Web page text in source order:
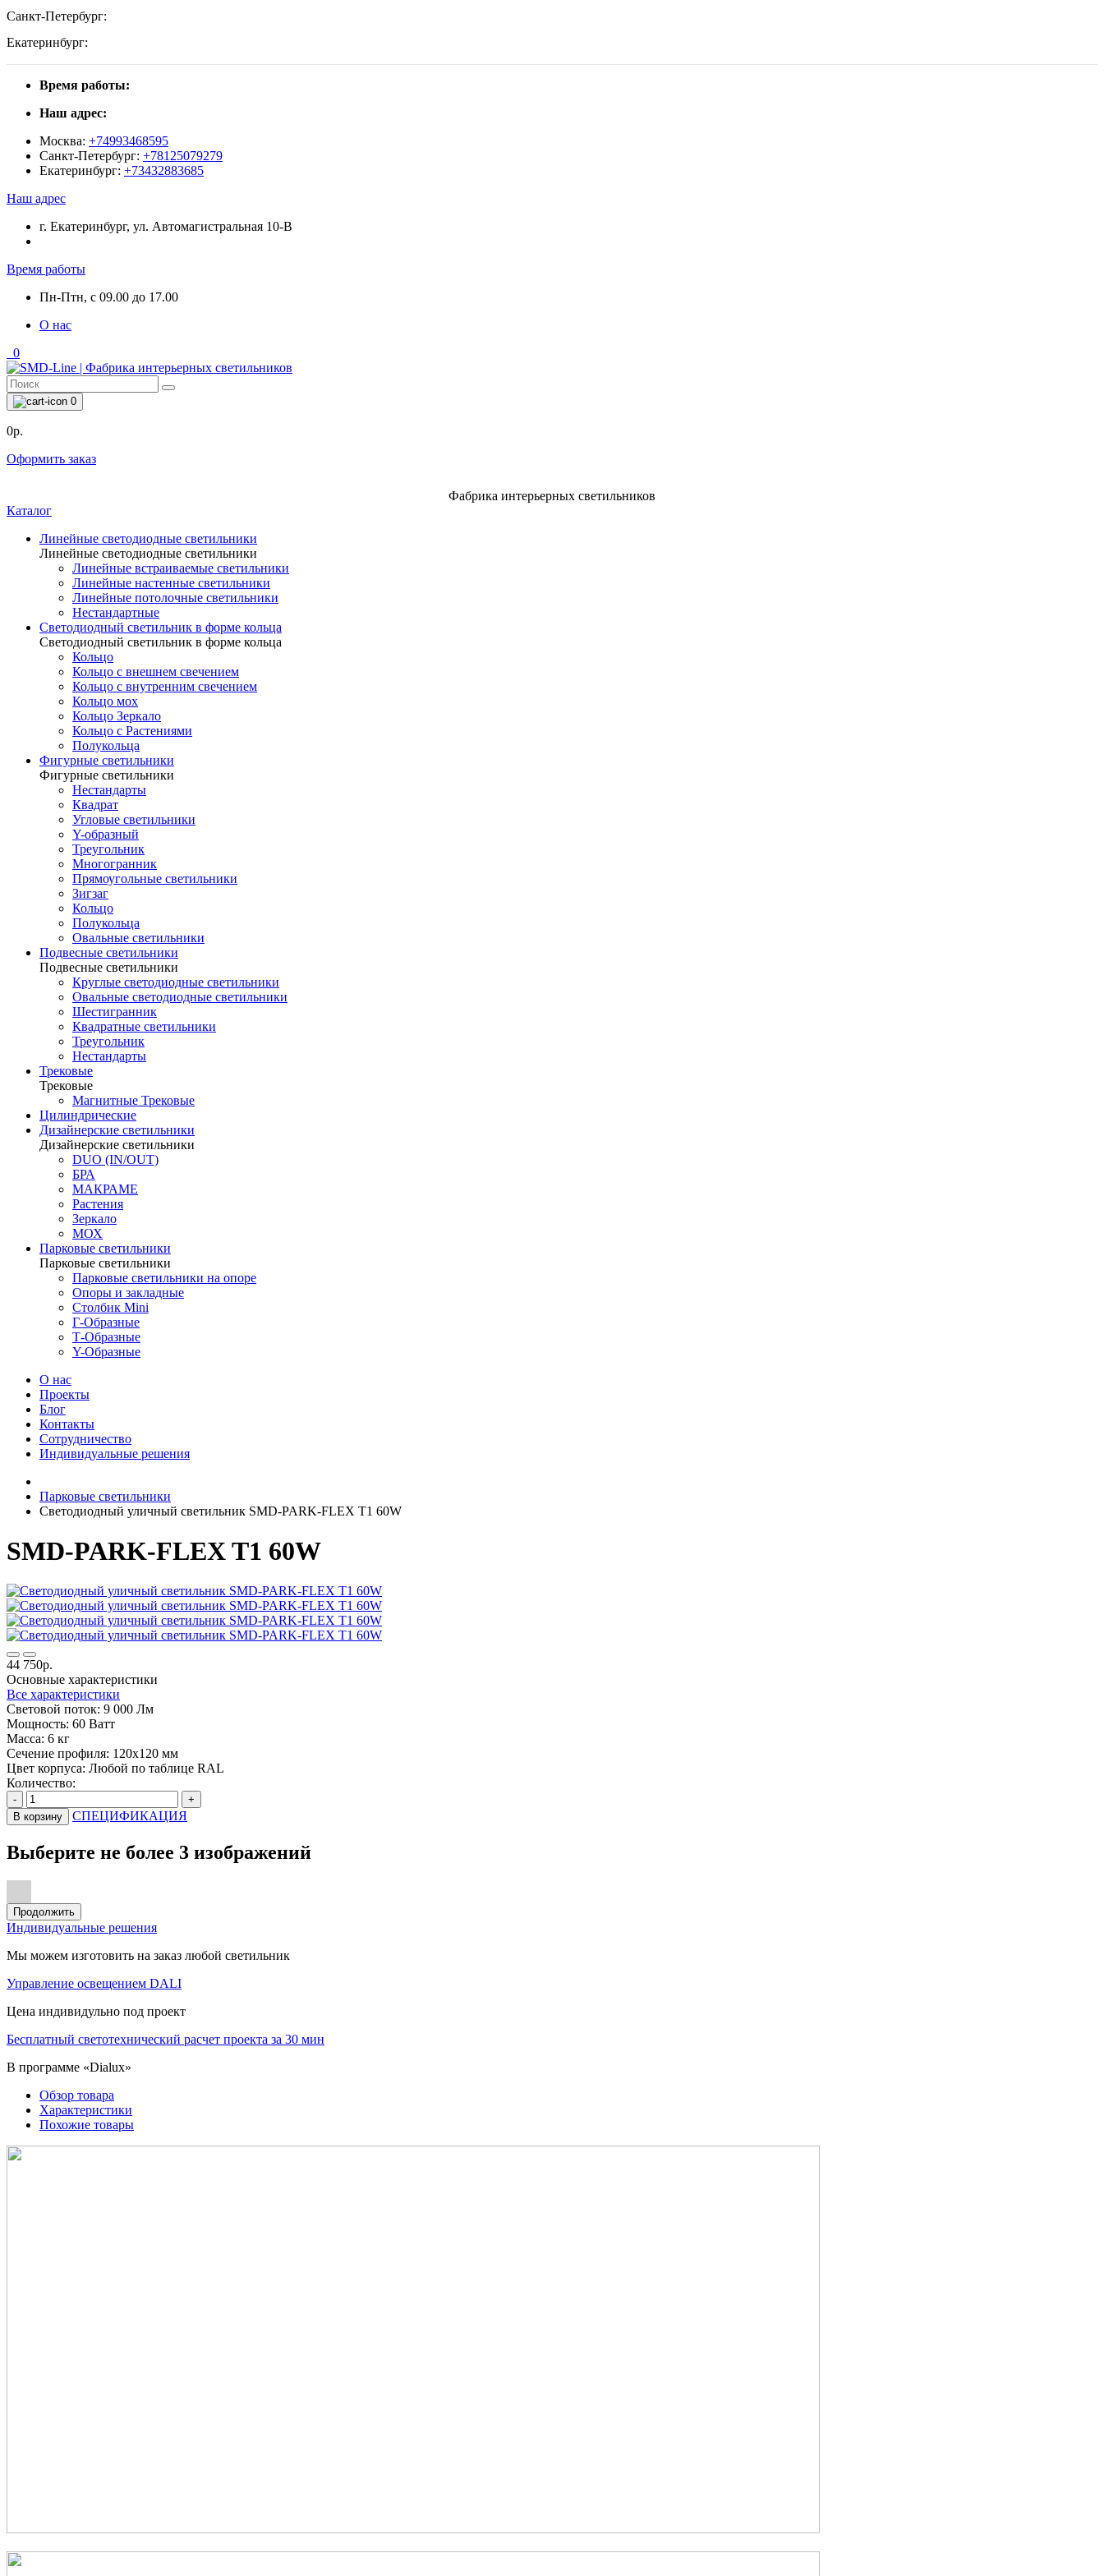
Санкт-Петербург:
Екатеринбург:
Время работы:
Наш адрес:
Москва: +74993468595
Санкт-Петербург: +78125079279
Екатеринбург: +73432883685
Наш адрес
г. Екатеринбург, ул. Автомагистральная 10-В
Время работы
Пн-Птн, с 09.00 до 17.00
О нас
0
0
0р.
Оформить заказ
Фабрика интерьерных светильников
Каталог
Линейные светодиодные светильники
Линейные светодиодные светильники
Линейные встраиваемые светильники
Линейные настенные светильники
Линейные потолочные светильники
Нестандартные
Светодиодный светильник в форме кольца
Светодиодный светильник в форме кольца
Кольцо
Кольцо с внешнем свечением
Кольцо с внутренним свечением
Кольцо мох
Кольцо Зеркало
Кольцо с Растениями
Полукольца
Фигурные светильники
Фигурные светильники
Нестандарты
Квадрат
Угловые светильники
Y-образный
Треугольник
Многогранник
Прямоугольные светильники
Зигзаг
Кольцо
Полукольца
Овальные светильники
Подвесные светильники
Подвесные светильники
Круглые светодиодные светильники
Овальные светодиодные светильники
Шестигранник
Квадратные светильники
Треугольник
Нестандарты
Трековые
Трековые
Магнитные Трековые
Цилиндрические
Дизайнерские светильники
Дизайнерские светильники
DUO (IN/OUT)
БРА
МАКРАМЕ
Растения
Зеркало
МОХ
Парковые светильники
Парковые светильники
Парковые светильники на опоре
Опоры и закладные
Столбик Mini
Г-Образные
Т-Образные
Y-Образные
О нас
Проекты
Блог
Контакты
Сотрудничество
Индивидуальные решения
Парковые светильники
Светодиодный уличный светильник SMD-PARK-FLEX T1 60W
SMD-PARK-FLEX T1 60W
44 750р.
Основные характеристики
Все характеристики
Световой поток: 9 000 Лм
Мощность: 60 Ватт
Масса: 6 кг
Сечение профиля: 120х120 мм
Цвет корпуса: Любой по таблице RAL
Количество:
-
+
В корзину
СПЕЦИФИКАЦИЯ
Выберите не более 3 изображений
Продолжить
Индивидуальные решения
Мы можем изготовить на заказ любой светильник
Управление освещением DALI
Цена индивидульно под проект
Бесплатный светотехнический расчет проекта за 30 мин
В программе «Dialux»
Обзор товара
Характеристики
Похожие товары